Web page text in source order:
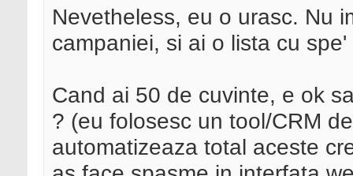
Nevetheless, eu o urasc. Nu
campaniei, si ai o lista cu
Cand ai 50 de cuvinte, e ok
? (eu folosesc un tool/CRM
automatizeaza total aceste